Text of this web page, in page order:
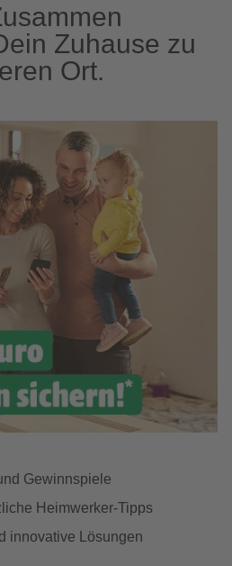
Zuhause zu
Ort.
Gewinnspiele
Heimwerker-Tipps
innovative Lösungen